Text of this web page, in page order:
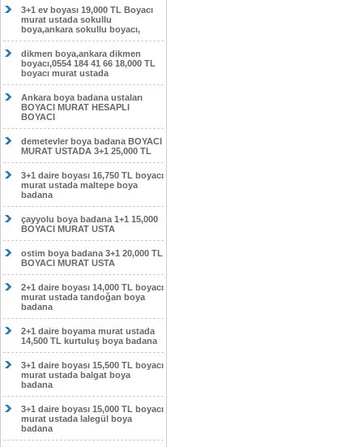
3+1 ev boyası 19,000 TL Boyacı
murat ustada sokullu
boya,ankara sokullu boyacı,
dikmen boya,ankara dikmen
boyacı,0554 184 41 66 18,000 TL
boyacı murat ustada
Ankara boya badana ustaları
BOYACI MURAT HESAPLI
BOYACI
demetevler boya badana BOYACI
MURAT USTADA 3+1 25,000 TL
3+1 daire boyası 16,750 TL boyacı
murat ustada maltepe boya
badana
çayyolu boya badana 1+1 15,000
BOYACI MURAT USTA
ostim boya badana 3+1 20,000 TL
BOYACI MURAT USTA
2+1 daire boyası 14,000 TL boyacı
murat ustada tandoğan boya
badana
2+1 daire boyama murat ustada
14,500 TL kurtuluş boya badana
3+1 daire boyası 15,500 TL boyacı
murat ustada balgat boya
badana
3+1 daire boyası 15,000 TL boyacı
murat ustada lalegül boya
badana